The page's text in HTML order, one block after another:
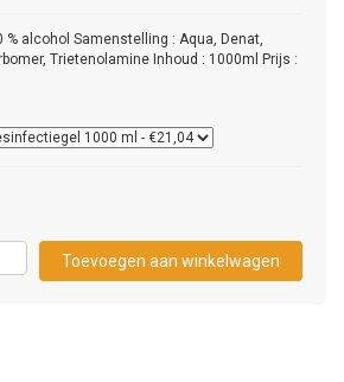
alcohol Samenstelling : Aqua, Denat,
Trietenolamine Inhoud : 1000ml Prijs :
Toevoegen aan winkelwagen